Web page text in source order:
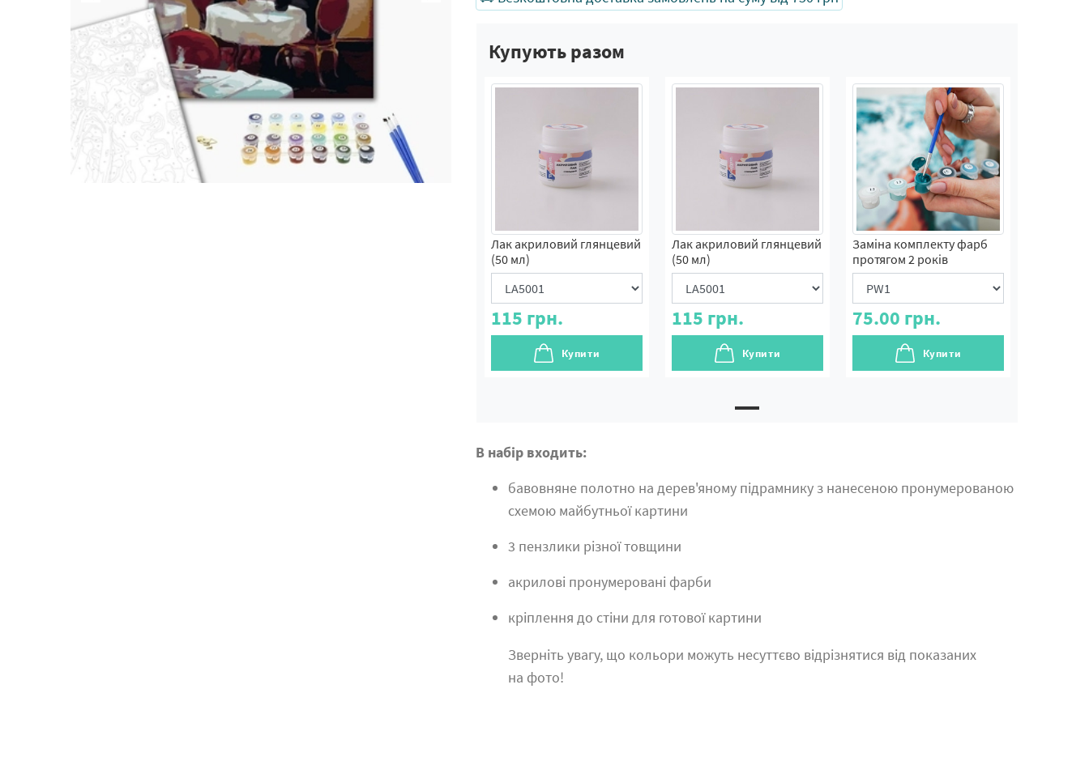
Купують разом
Лак акриловий глянцевий
(50 мл)
115 грн.
Купити
Лак акриловий глянцевий
(50 мл)
115 грн.
Купити
Заміна комплекту фарб
протягом 2 років
75.00 грн.
Купити
В набір входить:
бавовняне полотно на дерев'яному підрамнику з нанесеною пронумерованою
схемою майбутньої картини
3 пензлики різної товщини
акрилові пронумеровані фарби
кріплення до стіни для готової картини
Зверніть увагу, що кольори можуть несуттєво відрізнятися від показаних
на фото!